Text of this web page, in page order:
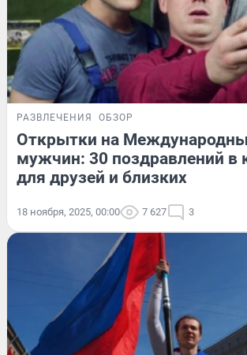
РАЗВЛЕЧЕНИЯ ОБЗОР
Открытки на
мужчин: 30 поздравлений в
для друзей и близких
18 ноября, 2025, 00:00 7 627 3